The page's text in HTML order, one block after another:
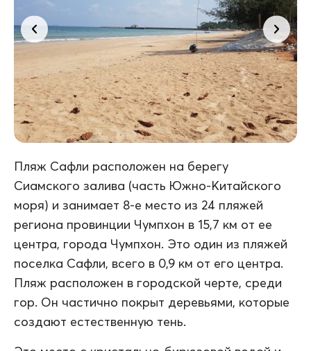
Пляж Сафли расположен на берегу
Сиамского залива (часть Южно-Китайского
моря) и занимает 8-е место из 24 пляжей
региона провинции Чумпхон в 15,7 км от ее
центра, города Чумпхон. Это один из пляжей
поселка Сафли, всего в 0,9 км от его центра.
Пляж расположен в городской черте, среди
гор. Он частично покрыт деревьями, которые
создают естественную тень.